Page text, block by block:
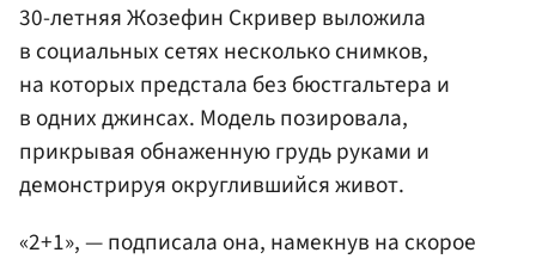
30-летняя Жозефин Скривер выложила
в социальных сетях несколько снимков,
на которых предстала без бюстгальтера и
в одних джинсах. Модель позировала,
прикрывая обнаженную грудь руками и
демонстрируя округлившийся живот.
«2+1», — подписала она, намекнув на скорое